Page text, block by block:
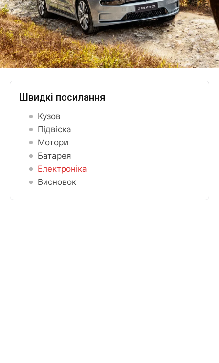
Швидкі посилання
Кузов
Підвіска
Мотори
Батарея
Електроніка
Висновок